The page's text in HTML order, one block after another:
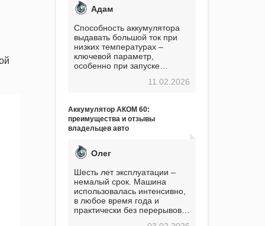
Адам
Способность аккумулятора
выдавать большой ток при
низких температурах –
ключевой параметр,
особенно при запуске
показывает, что данный
стоимость. Долго сомневался
перед приобретением, но в
итоге ни разу не пожалел.
вложение, избавляющее от
головной боли, связанной с
АКБ. Подтверждаю
11.02.2026
Аккумулятор АКОМ 60:
преимущества и отзывы
владельцев авто
Олег
Шесть лет эксплуатации –
немалый срок. Машина
использовалась интенсивно,
в любое время года и
практически без перерывов.